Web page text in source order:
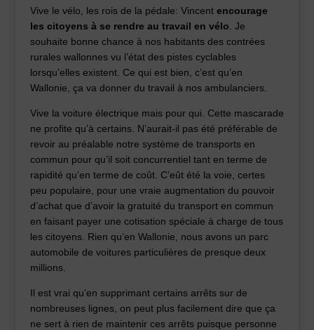
Vive le vélo, les rois de la pédale: Vincent encourage
les citoyens à se rendre au travail en vélo . Je
souhaite bonne chance à nos habitants des contrées
rurales wallonnes vu l’état des pistes cyclables
lorsqu’elles existent. Ce qui est bien, c’est qu’en
Wallonie, ça va donner du travail à nos ambulanciers.
Vive la voiture électrique mais pour qui. Cette mascarade
ne profite qu’à certains. N’aurait-il pas été préférable de
revoir au préalable notre système de transports en
commun pour qu’il soit concurrentiel tant en terme de
rapidité qu’en terme de coût. C’eût été la voie, certes
peu populaire, pour une vraie augmentation du pouvoir
d’achat que d’avoir la gratuité du transport en commun
en faisant payer une cotisation spéciale à charge de tous
les citoyens. Rien qu’en Wallonie, nous avons un parc
automobile de voitures particulières de presque deux
millions.
Il est vrai qu’en supprimant certains arrêts sur de
nombreuses lignes, on peut plus facilement dire que ça
ne sert à rien de maintenir ces arrêts puisque personne